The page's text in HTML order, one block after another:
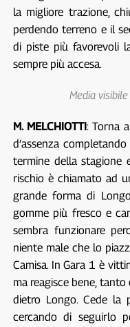
la migliore trazione,
perdendo terreno e il
di piste più favorevoli
sempre più accesa.
Media
M. MELCHIOTTI: Torna
d’assenza
termine della stagione
rischio è chiamato ad
grande forma di
gomme più fresco e
sembra funzionare
niente male che lo
Camisa. In Gara 1 è
ma reagisce bene,
dietro Longo. Cede la
cercando di seguirlo